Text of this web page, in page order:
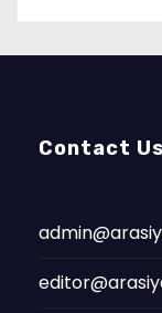
Contact Us